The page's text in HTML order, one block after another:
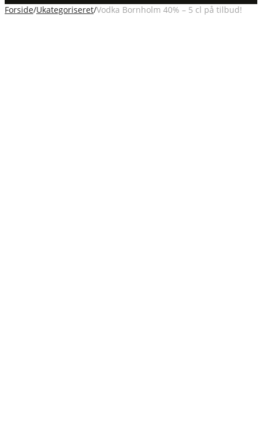
Forside/Ukategoriseret/Vodka Bornholm 40% – 5 cl på tilbud!